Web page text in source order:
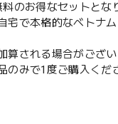
のお得なセットとな
で本格的なベトナ
される場合がござい
みで1度ご購入くだ